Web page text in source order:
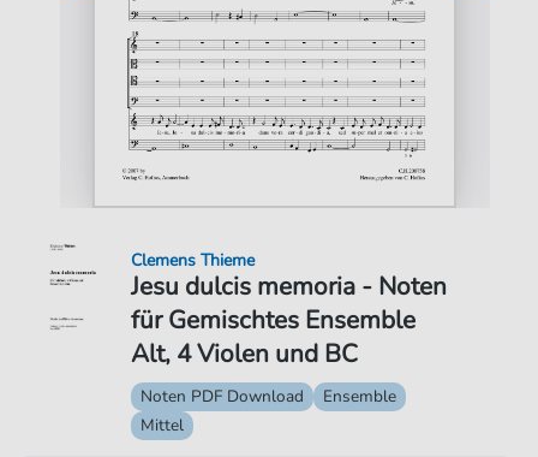
Jesu dulcis memoria - Noten
für Gemischtes Ensemble
Alt, 4 Violen und BC
Clemens Thieme
Noten PDF Download
Ensemble
Mittel